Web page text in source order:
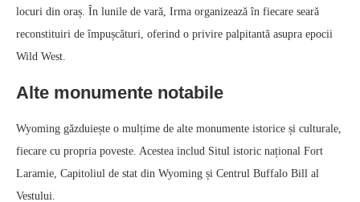
locuri din oraș. În lunile de vară, Irma organizează în fiecare seară
reconstituiri de împușcături, oferind o privire palpitantă asupra epocii
Wild West.
Alte monumente notabile
Wyoming găzduiește o mulțime de alte monumente istorice și culturale,
fiecare cu propria poveste. Acestea includ Situl istoric național Fort
Laramie, Capitoliul de stat din Wyoming și Centrul Buffalo Bill al
Vestului.